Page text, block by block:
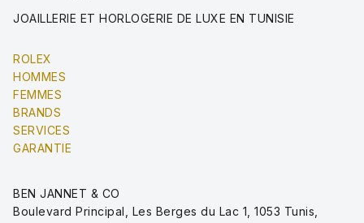
JOAILLERIE ET HORLOGERIE DE LUXE EN TUNISIE
ROLEX
HOMMES
FEMMES
BRANDS
SERVICES
GARANTIE
BEN JANNET & CO
Boulevard Principal, Les Berges du Lac 1, 1053 Tunis,